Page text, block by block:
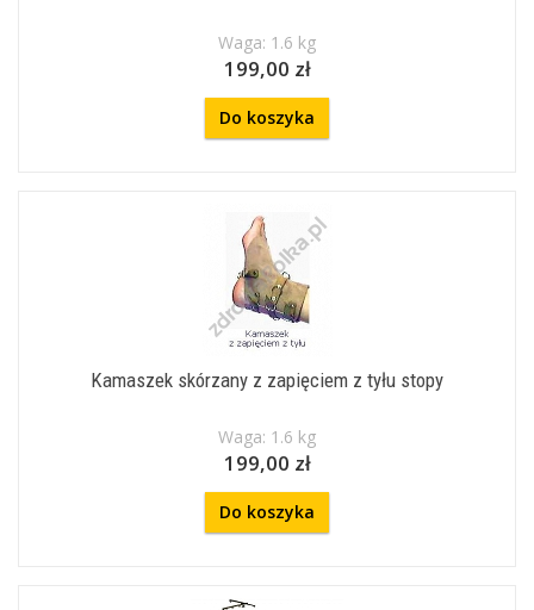
Waga: 1.6 kg
199,00 zł
Do koszyka
Kamaszek skórzany z zapięciem z tyłu stopy
Waga: 1.6 kg
199,00 zł
Do koszyka